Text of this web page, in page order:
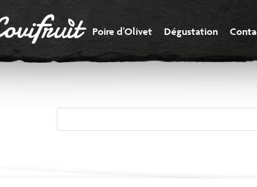
Poire d’Olivet Dégustation